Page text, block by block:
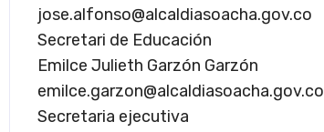
jose.alfonso@alcaldiasoacha.gov.co
Secretari de Educación
Emilce Julieth Garzón Garzón
emilce.garzon@alcaldiasoacha.gov.co
Secretaria ejecutiva